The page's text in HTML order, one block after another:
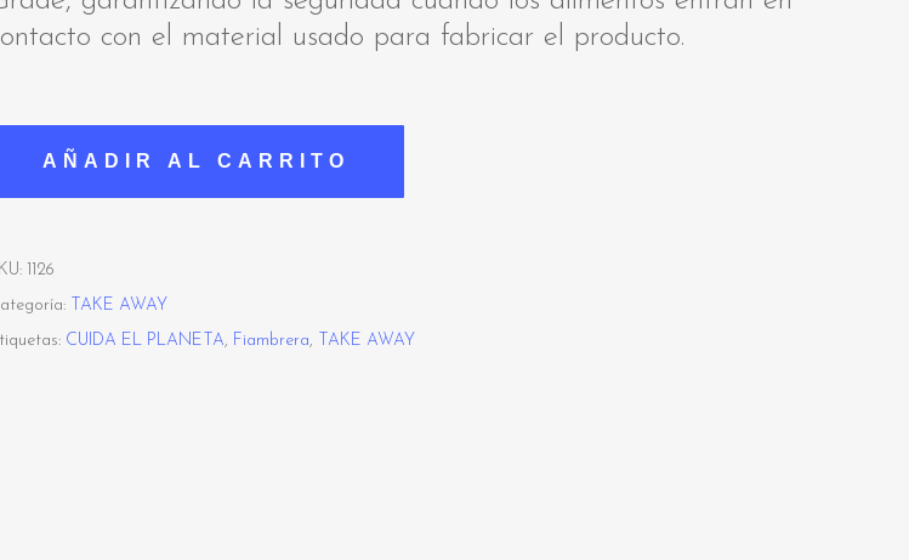
con el material usado para fabricar el producto.
AÑADIR AL CARRITO
1126
TAKE AWAY
CUIDA EL PLANETA, Fiambrera, TAKE AWAY